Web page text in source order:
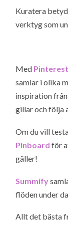
Kuratera
verktyg som
Med Pinterest
samlar i olika
inspiration
gillar och följa
Om du vill
Pinboard för
gäller!
Summify
flöden under
Allt det bästa